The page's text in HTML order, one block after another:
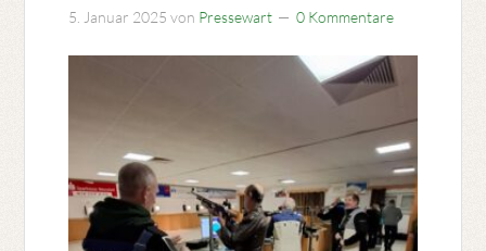
5. Januar 2025 von Pressewart 0 Kommentare